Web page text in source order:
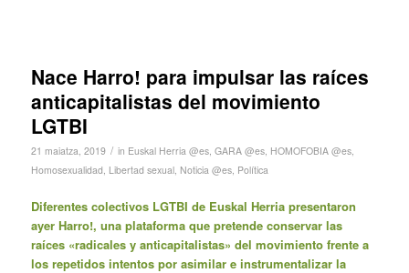
Nace Harro! para impulsar las raíces
anticapitalistas del movimiento
LGTBI
21 maiatza, 2019 / in Euskal Herria @es, GARA @es, HOMOFOBIA @es,
Homosexualidad Libertad sexual, Noticia @es, Política
Diferentes colectivos LGTBI de Euskal Herria presentaron
ayer Harro!, una plataforma que pretende conservar las
raíces «radicales y anticapitalistas» del movimiento frente a
los repetidos intentos por asimilar e instrumentalizar la